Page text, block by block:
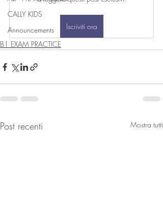
CALLY KIDS
Announcements
Iscriviti ora
B1 EXAM PRACTICE
Post recenti Mostra tutti